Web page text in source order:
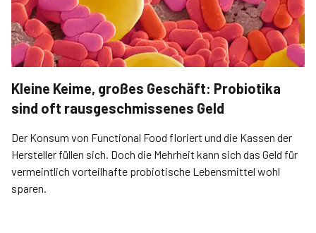
Kleine Keime, großes Geschäft: Probiotika
sind oft rausgeschmissenes Geld
Der Konsum von Functional Food floriert und die Kassen der
Hersteller füllen sich. Doch die Mehrheit kann sich das Geld für
vermeintlich vorteilhafte probiotische Lebensmittel wohl
sparen.